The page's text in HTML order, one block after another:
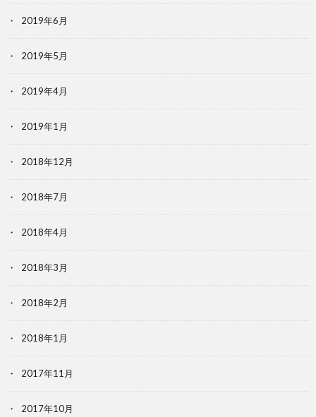
2019年6月
2019年5月
2019年4月
2019年1月
2018年12月
2018年7月
2018年4月
2018年3月
2018年2月
2018年1月
2017年11月
2017年10月